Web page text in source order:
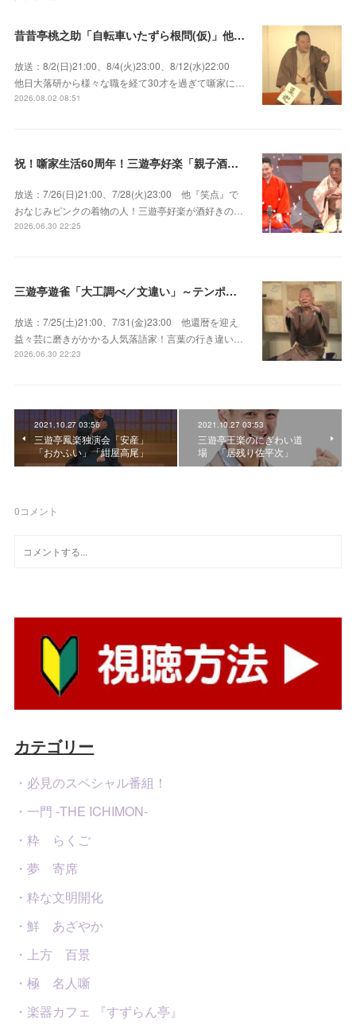
昔昔亭桃之助「自転車いたずら根問(仮)」他～師匠・桃太郎のいない初めての桜の季節の独演会！
放送：8/2(日)21:00、8/4(火)23:00、8/12(水)22:00
他日大落研から様々な職を経て30才を過ぎて噺家に…
2026.08.02 08:51
祝！噺家生活60周年！三遊亭好楽「親子酒」錦笑亭満堂「桜ん坊」～満堂フェス2026
放送：7/26(日)21:00、7/28(火)23:00 他『笑点』で
おなじみピンクの着物の人！三遊亭好楽が酒好きの…
2026.06.30 22:25
三遊亭遊雀「大工調べ／文違い」～テンポよくたたみかける語り口で人気・実力とも屈指！
放送：7/25(土)21:00、7/31(金)23:00 他還暦を迎え
益々芸に磨きがかかる人気落語家！言葉の行き違い…
2026.06.30 22:23
2021.10.27 03:56
三遊亭鳳楽独演会「安産」
「おかふい」「紺屋高尾」
2021.10.27 03:53
三遊亭王楽のにぎわい道
場 「居残り佐平次」
0コメント
カテゴリー
・必見のスペシャル番組！
・一門 -THE ICHIMON-
・粋 らくご
・夢 寄席
・粋な文明開化
・鮮 あざやか
・上方 百景
・極 名人噺
・楽器カフェ 『すずらん亭』